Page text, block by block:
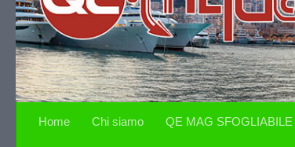
Home Chi siamo QE MAG SFOGLIABILE